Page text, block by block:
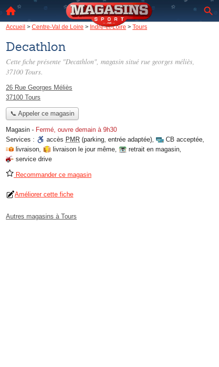
Accueil > Centre-Val de Loire > Indre-et-Loire > Tours
Decathlon
Cette fiche présente "Decathlon", magasin situé rue georges méliès,
37100 Tours.
26 Rue Georges Méliès
37100 Tours
📞 Appeler ce magasin
Magasin - Fermé, ouvre demain à 9h30
Services :
accès PMR (parking, entrée adaptée), CB acceptée,
livraison, livraison le jour même, retrait en magasin,
service drive
Recommander ce magasin
Améliorer cette fiche
Autres magasins à Tours